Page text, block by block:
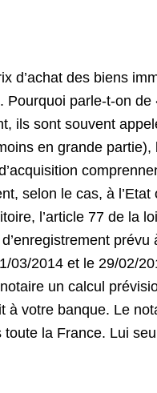
d’achat des biens
parle-t-on
ils sont souvent
en grande
selon le cas, à
l’article 77 de la
prévu
03/2014 et le 29/02/
un calcul
votre banque. Le
la France. Lui